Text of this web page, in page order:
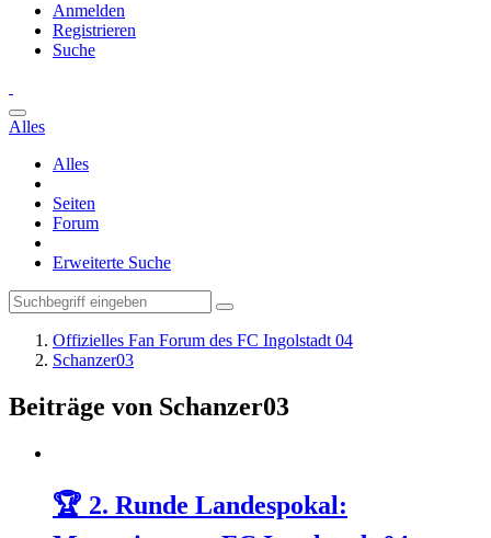
Anmelden
Registrieren
Suche
Alles
Alles
Seiten
Forum
Erweiterte Suche
Offizielles Fan Forum des FC Ingolstadt 04
Schanzer03
Beiträge von Schanzer03
🏆 2. Runde Landespokal: